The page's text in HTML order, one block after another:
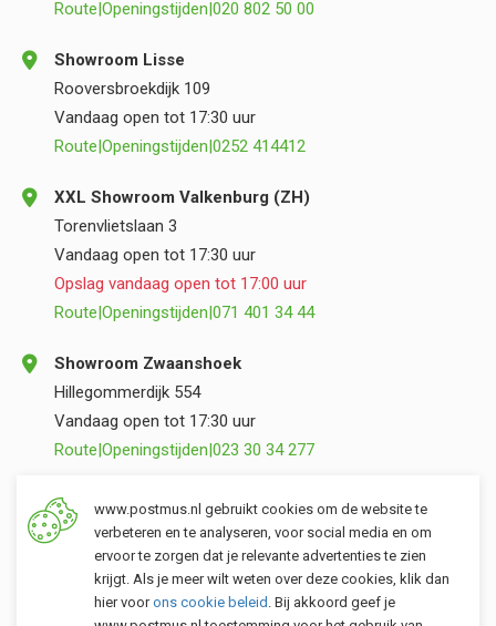
Route|Openingstijden|020 802 50 00
Showroom Lisse
Rooversbroekdijk 109
Vandaag open tot 17:30 uur
Route|Openingstijden|0252 414412
XXL Showroom Valkenburg (ZH)
Torenvlietslaan 3
Vandaag open tot 17:30 uur
Opslag vandaag open tot 17:00 uur
Route|Openingstijden|071 401 34 44
Showroom Zwaanshoek
Hillegommerdijk 554
Vandaag open tot 17:30 uur
Route|Openingstijden|023 30 34 277
Opslag Valkenburg (ZH)
Torenvlietslaan 3
Vandaag open tot 17:00 uur
Route|Openingstijden |071 401 34 44
www.postmus.nl gebruikt cookies om de website te
verbeteren en te analyseren, voor social media en om
ervoor te zorgen dat je relevante advertenties te zien
krijgt. Als je meer wilt weten over deze cookies, klik dan
hier voorons cookie beleid . Bij akkoord geef je